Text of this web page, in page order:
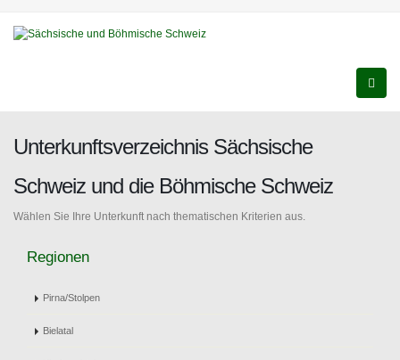
Unterkunftsverzeichnis Sächsische
Schweiz und die Böhmische Schweiz
Wählen Sie Ihre Unterkunft nach thematischen Kriterien aus.
Regionen
Pirna/Stolpen
Bielatal